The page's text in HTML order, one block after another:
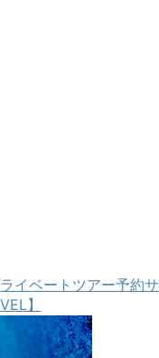
イベートツアー予約サ
】